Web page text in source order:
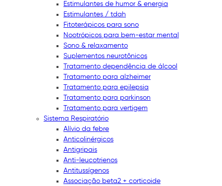
Estimulantes de humor & energia
Estimulantes / tdah
Fitoterápicos para sono
Nootrópicos para bem-estar mental
Sono & relaxamento
Suplementos neurotônicos
Tratamento dependência de álcool
Tratamento para alzheimer
Tratamento para epilepsia
Tratamento para parkinson
Tratamento para vertigem
Sistema Respiratório
Alívio da febre
Anticolinérgicos
Antigripais
Anti-leucotrienos
Antitussígenos
Associação beta2 + corticoide